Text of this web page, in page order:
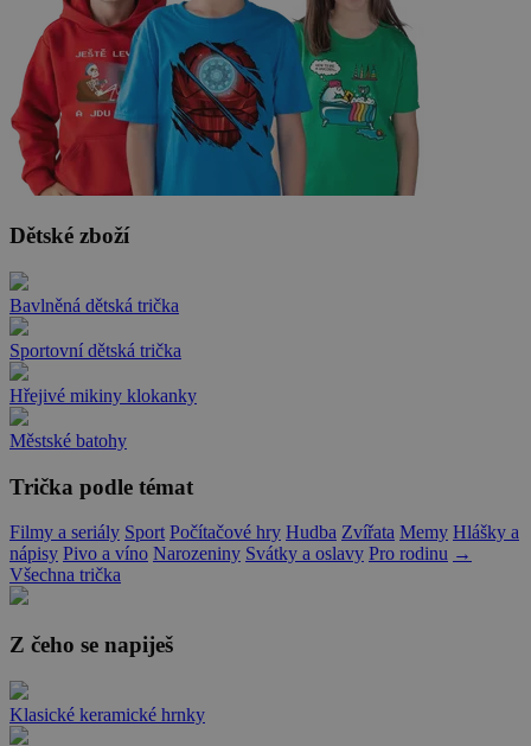
Dětské zboží
Bavlněná dětská trička
Sportovní dětská trička
Hřejivé mikiny klokanky
Městské batohy
Trička podle témat
Filmy a seriály Sport Počítačové hry Hudba Zvířata Memy Hlášky a
nápisy Pivo a víno Narozeniny Svátky a oslavy Pro rodinu →
Všechna trička
Z čeho se napiješ
Klasické keramické hrnky